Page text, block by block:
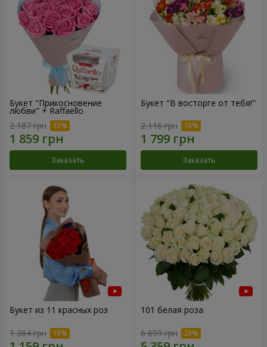
Букет "Прикосновение
любви" + Raffaello
2 187 грн
Заказать
Букет "В восторге от тебя!"
2 116 грн
Заказать
Букет из 11 красных роз
1 364 грн
101 белая роза
6 699 грн